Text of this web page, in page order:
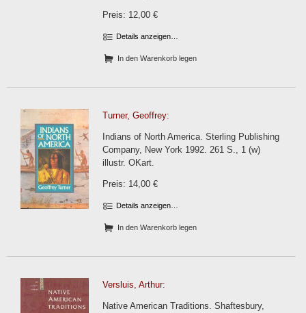
Preis: 12,00 €
Details anzeigen…
In den Warenkorb legen
Turner, Geoffrey:
Indians of North America. Sterling Publishing
Company, New York 1992. 261 S., 1 (w)
illustr. OKart.
Preis: 14,00 €
Details anzeigen…
In den Warenkorb legen
Versluis, Arthur:
Native American Traditions. Shaftesbury,